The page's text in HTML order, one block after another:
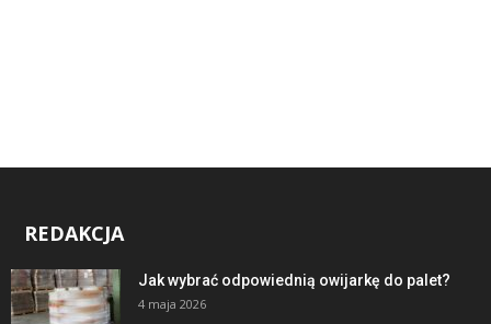
REDAKCJA
Jak wybrać odpowiednią owijarkę do palet?
4 maja 2026